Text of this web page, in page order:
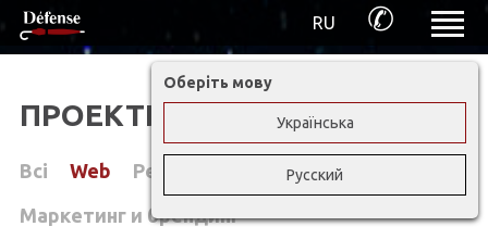
RU ✆
ПРОЕКТИ DEFENSE
Всі Web Реклама
Маркетинг и брендинг
Оберіть мову
Українська
Русский